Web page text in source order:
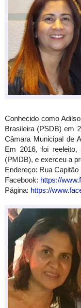
Conhecido como
Brasileira (PSDB) em
Câmara Municipal de
Em 2016, foi reeleito,
(PMDB), e exerceu a
Endereço: Rua
Facebook: https://
Página: https://